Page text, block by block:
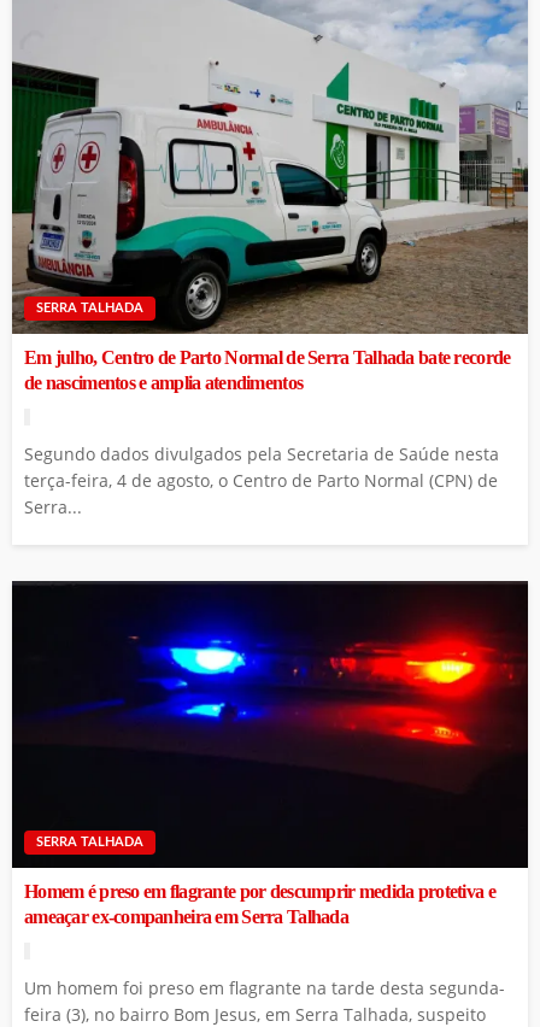
SERRA TALHADA
Em julho, Centro de Parto Normal de Serra Talhada bate recorde
de nascimentos e amplia atendimentos
Segundo dados divulgados pela Secretaria de Saúde nesta
terça-feira, 4 de agosto, o Centro de Parto Normal (CPN) de
Serra...
SERRA TALHADA
Homem é preso em flagrante por descumprir medida protetiva e
ameaçar ex-companheira em Serra Talhada
Um homem foi preso em flagrante na tarde desta segunda-
feira (3), no bairro Bom Jesus, em Serra Talhada, suspeito